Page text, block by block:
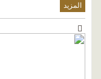
المزيد